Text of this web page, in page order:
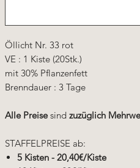
Öllicht Nr. 33 rot
VE : 1 Kiste (20Stk.)
mit 30% Pflanzenfett
Brenndauer : 3 Tage
Alle Preisesind zuzüglich
STAFFELPREISE ab:
5 Kisten - 20,40€/Kiste